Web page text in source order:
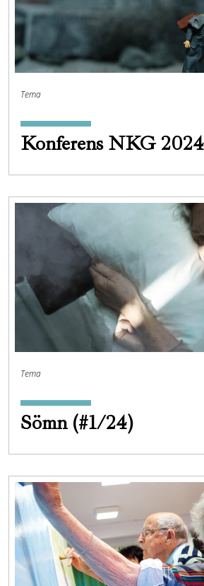
Tema
Konferens NKG
Tema
Sömn (#1/24)